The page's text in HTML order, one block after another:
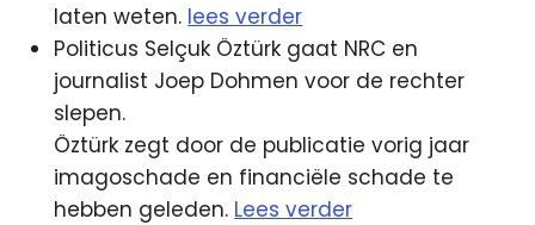
laten weten. lees verder
Politicus Selçuk Öztürk gaat NRC en
journalist Joep Dohmen voor de rechter
slepen.
Öztürk zegt door de publicatie vorig jaar
imagoschade en financiële schade te
hebben geleden. Lees verder